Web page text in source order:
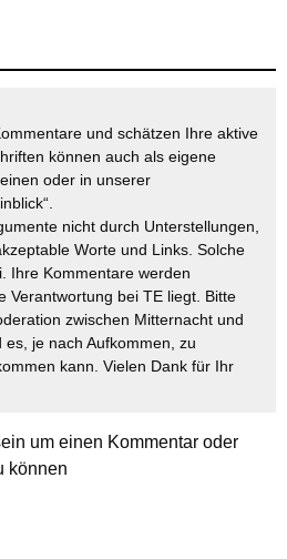
und schätzen Ihre aktive
können auch als eigene
oder in unserer
nicht durch Unterstellungen,
Worte und Links. Solche
Ihre Kommentare werden
Verantwortung bei TE liegt. Bitte
zwischen Mitternacht und
je nach Aufkommen, zu
kann. Vielen Dank für Ihr
um einen Kommentar oder
können